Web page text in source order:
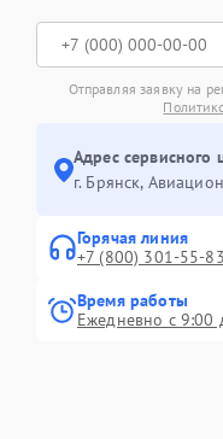
Отправляя заявку на
Адрес сервисного
г. Брянск,
Горячая линия
+7 (800) 301-55-83
Время работы
Ежедневно с 9:00